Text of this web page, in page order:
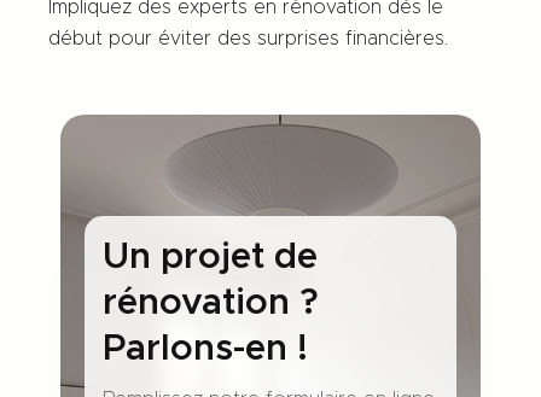
Impliquez des experts en rénovation dès le
début pour éviter des surprises financières.
Un projet de
rénovation ?
Parlons-en !